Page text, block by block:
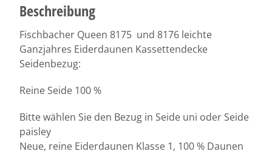
Beschreibung
Fischbacher Queen 8175 und 8176 leichte
Ganzjahres Eiderdaunen Kassettendecke
Seidenbezug:
Reine Seide 100 %
Bitte wählen Sie den Bezug in Seide uni oder Seide
paisley
Neue, reine Eiderdaunen Klasse 1, 100 % Daunen